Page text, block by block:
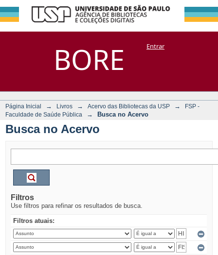
BORE
Busca no Acervo
DSpace/Manakin + CoriscoEntrar
Página Inicial → Livros → Acervo das Bibliotecas da USP →
FSP -
Faculdade de Saúde Pública
→ Busca no Acervo
Busca no Acervo
Filtros
Use filtros para refinar os resultados de busca.
Filtros atuais: